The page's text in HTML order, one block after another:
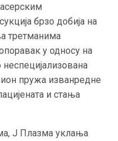
брзо добија на
третманима
у односу на
пружа изванредне
и стања
J Плазма уклања